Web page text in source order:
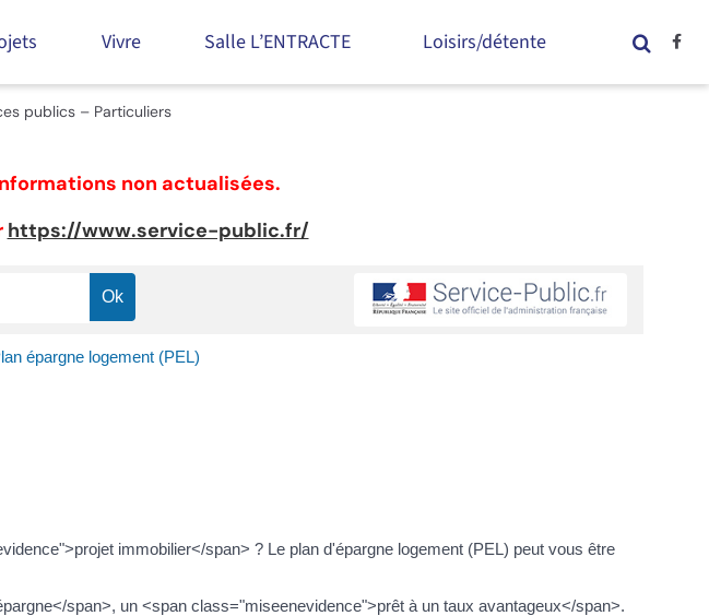
Vivre Salle L’ENTRACTE Loisirs/détente
publics – Particuliers
non actualisées.
https://www.service-public.fr/
épargne logement (PEL)
immobilier</span> ? Le plan d'épargne logement (PEL) peut vous être
span>, un <span class="miseenevidence">prêt à un taux avantageux</span>.